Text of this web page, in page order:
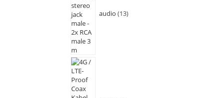
audio 13